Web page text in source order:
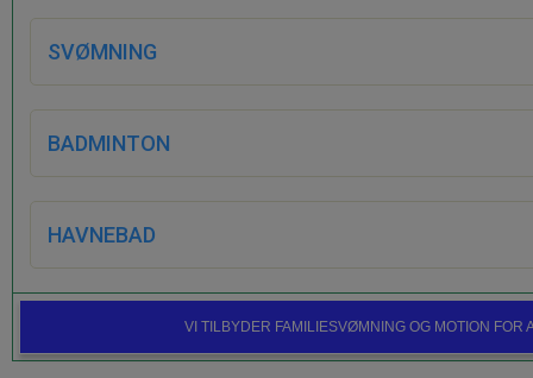
SVØMNING
BADMINTON
HAVNEBAD
VI TILBYDER FAMILIESVØMNING OG MOTION